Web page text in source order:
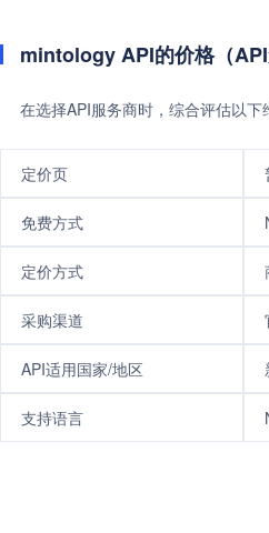
mintology API的价格（API
在选择API服务商时，综合评估以
定价页
免费方式
定价方式
采购渠道
API适用国家/地区
支持语言